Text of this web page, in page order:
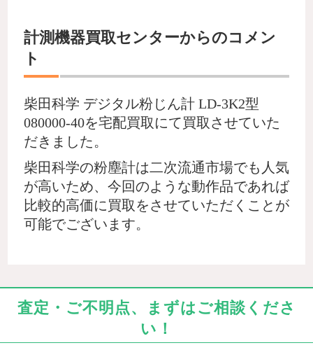
計測機器買取センターからのコメン
ト
柴田科学 デジタル粉じん計 LD-3K2型
080000-40を宅配買取にて買取させていた
だきました。
柴田科学の粉塵計は二次流通市場でも人気
が高いため、今回のような動作品であれば
比較的高価に買取をさせていただくことが
可能でございます。
査定・ご不明点、まずはご相談くださ
い！